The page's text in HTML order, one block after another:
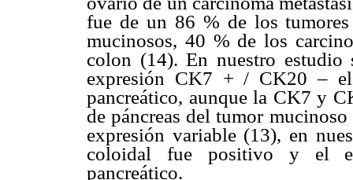
fue de un 86 % de los
mucinosos, 40 % de los
colon (14). En nuestro estudio
expresión CK7 + / CK20 – el
pancreático, aunque la CK7 y
de páncreas del tumor
expresión variable (13), en
coloidal fue positivo y el
pancreático.